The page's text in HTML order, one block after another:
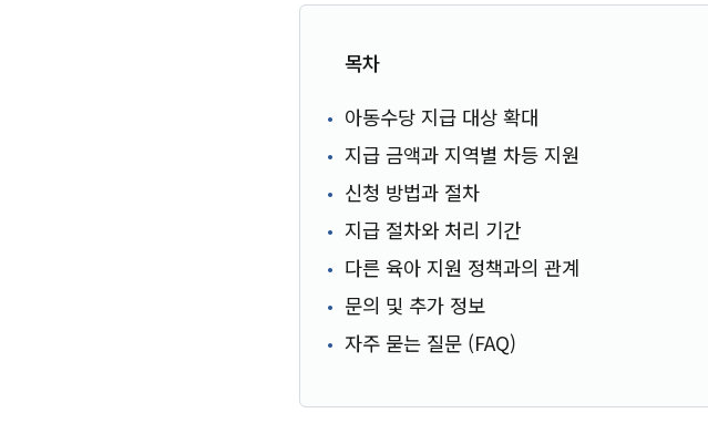
목차
아동수당 지급 대상 확대
지급 금액과 지역별 차등 지원
신청 방법과 절차
지급 절차와 처리 기간
다른 육아 지원 정책과의 관계
문의 및 추가 정보
자주 묻는 질문 (FAQ)